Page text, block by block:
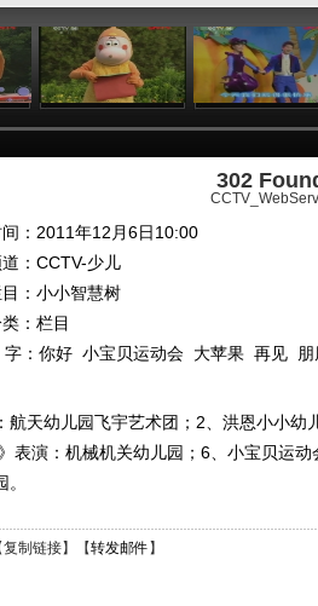
01:26
302
：2011年12月6日10:00
： CCTV-少儿
： 小小智慧树
：栏目
： 你好 小宝贝运动会 大苹果 再见
天幼儿园飞宇艺术团；2、洪恩小小幼
表演：机械机关幼儿园；6、小宝贝运动
复制链接】【转发邮件 】